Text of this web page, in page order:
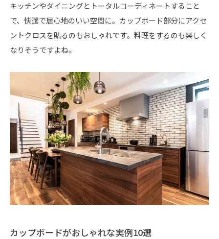
キッチンやダイニングとトータルコーディネートすること
で、快適で居心地のいい空間に。カップボード部分にアクセ
ントクロスを貼るのもおしゃれです。料理をするのも楽しく
なりそうですよね。
カップボードがおしゃれな実例10選